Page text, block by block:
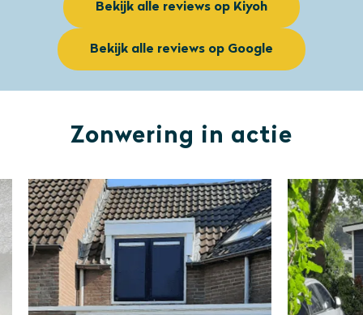
Bekijk alle reviews op Kiyoh
Bekijk alle reviews op Google
Zonwering in actie